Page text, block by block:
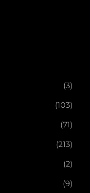
(3)
(103)
(71)
(213)
(2)
(9)